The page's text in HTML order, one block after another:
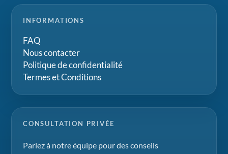
INFORMATIONS
FAQ
Nous contacter
Politique de confidentialité
Termes et Conditions
CONSULTATION PRIVÉE
Parlez à notre équipe pour des conseils